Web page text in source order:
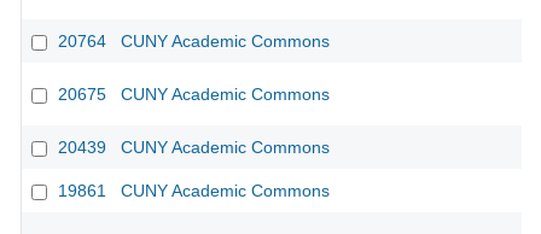
20764 CUNY Academic Commons
20675 CUNY Academic Commons
20439 CUNY Academic Commons
19861 CUNY Academic Commons